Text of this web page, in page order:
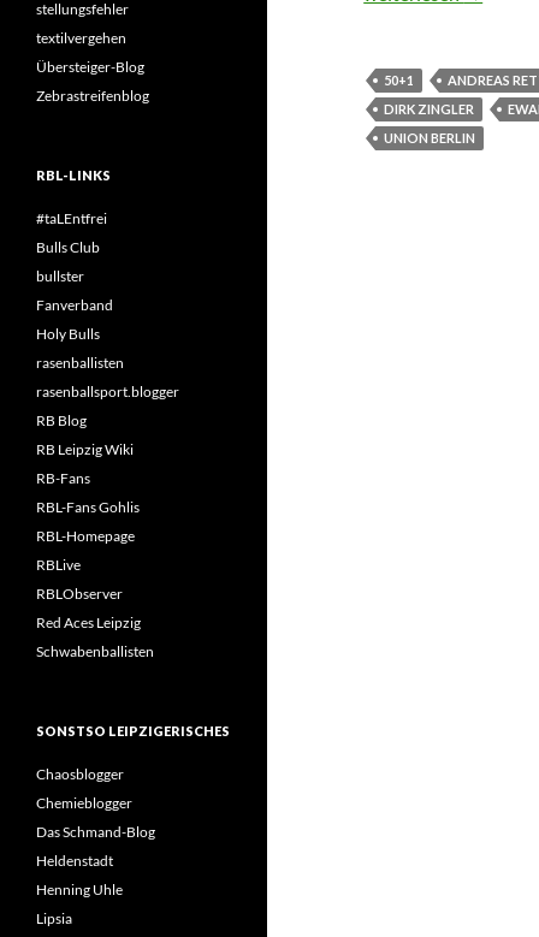
50+1 ANDREAS
DIRK ZINGLER
UNION BERLIN
stellungsfehler
textilvergehen
Übersteiger-Blog
Zebrastreifenblog
RBL-LINKS
#taLEntfrei
Bulls Club
bullster
Fanverband
Holy Bulls
rasenballisten
rasenballsport.blogger
RB Blog
RB Leipzig Wiki
RB-Fans
RBL-Fans Gohlis
RBL-Homepage
RBLive
RBLObserver
Red Aces Leipzig
Schwabenballisten
SONSTSO LEIPZIGERISCHES
Chaosblogger
Chemieblogger
Das Schmand-Blog
Heldenstadt
Henning Uhle
Lipsia